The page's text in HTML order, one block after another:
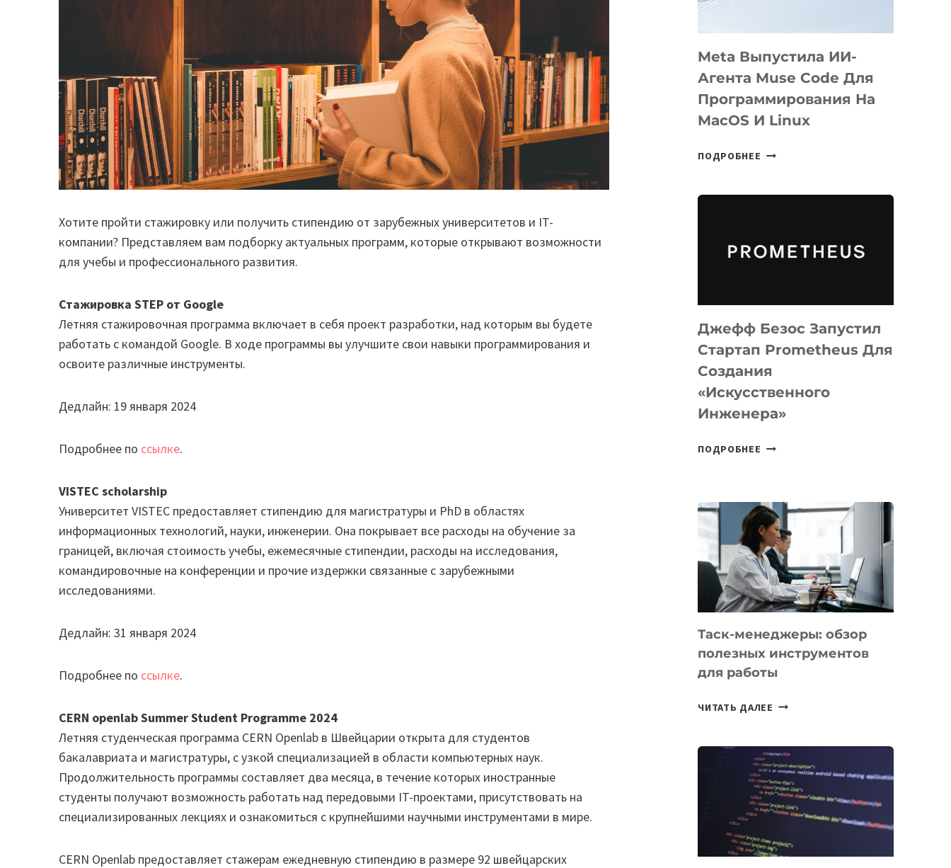
Хотите пройти стажировку или получить стипендию от зарубежных университетов и IT-
компании? Представляем вам подборку актуальных программ, которые открывают возможности
для учебы и профессионального развития.
Стажировка STEP от Google
Летняя стажировочная программа включает в себя проект разработки, над которым вы будете
работать с командой Google. В ходе программы вы улучшите свои навыки программирования и
освоите различные инструменты.
Дедлайн: 19 января 2024
Подробнее по ссылке.
VISTEC scholarship
Университет VISTEC предоставляет стипендию для магистратуры и PhD в областях
информационных технологий, науки, инженерии. Она покрывает все расходы на обучение за
границей, включая стоимость учебы, ежемесячные стипендии, расходы на исследования,
командировочные на конференции и прочие издержки связанные с зарубежными
исследованиями.
Дедлайн: 31 января 2024
Подробнее по ссылке.
CERN openlab Summer Student Programme 2024
Летняя студенческая программа CERN Openlab в Швейцарии открыта для студентов
бакалавриата и магистратуры, с узкой специализацией в области компьютерных наук.
Продолжительность программы составляет два месяца, в течение которых иностранные
студенты получают возможность работать над передовыми IT-проектами, присутствовать на
специализированных лекциях и ознакомиться с крупнейшими научными инструментами в мире.
CERN Openlab предоставляет стажерам ежедневную стипендию в размере 92 швейцарских
Meta Выпустила ИИ-
Агента Muse Code Для
Программирования На
MacOS И Linux
ПОДРОБНЕЕ META
ДЛЯ
И
LINUX
Джефф Безос Запустил
Стартап Prometheus Для
Создания
«искусственного
Инженера»
ПОДРОБНЕЕ ДЖЕФФ
PROMETHEUS
ДЛЯ
СОЗДАНИЯ
«ИСКУССТВЕННОГО
ИНЖЕНЕРА»
Таск-менеджеры: обзор
полезных инструментов
для работы
ЧИТАТЬ ДАЛЕЕ ТАСК-
ПОЛЕЗНЫХ
ИНСТРУМЕНТОВ
ДЛЯ
РАБОТЫ